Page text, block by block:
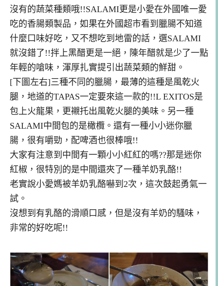
沒有的蔬菜種類哦!!SALAMI更是小愛在外國唯一愛
吃的香腸類製品，如果在外國超市看到臘腸不知道
什麼口味好吃，又不想吃到地雷的話，選SALAMI
就沒錯了!!拌上黑醋更是一絕，陳年醋就是少了一點
年輕的嗆味，渾厚扎實提引出蔬菜類的鮮甜。
[下圖左右]三種不同的臘腸，最薄的這種是風乾火
腿，地道的TAPAS一定要來這一款的!!L EXITOS是
包上火龍果，更襯托出風乾火腿的美味。另一種
SALAMI中間包的是橄欖。還有一種小小迷你臘
腸，很有嚼勁，配啤酒也很棒哦!!
大家有注意到中間有一顆小小紅紅的嗎??那是迷你
紅椒，很特別的是中間還夾了一種羊奶乳酪!!
老實說小愛媽被羊奶乳酪嚇到2次，這次鼓起勇氣一
試。
沒想到有乳酪的滑順口感，但是沒有羊奶的騷味，
非常的好吃呢!!